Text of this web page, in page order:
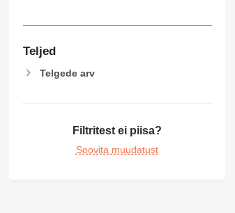
Teljed
Telgede arv
Filtritest ei piisa?
Soovita muudatust